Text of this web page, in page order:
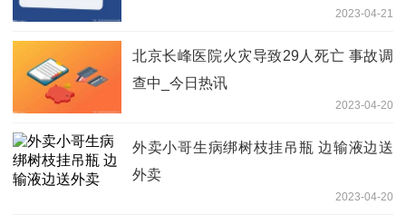
2023-04-21
北京长峰医院火灾导致29人死亡 事故调
查中_今日热讯
2023-04-20
外卖小哥生病绑树枝挂吊瓶 边输液边送
外卖
2023-04-20